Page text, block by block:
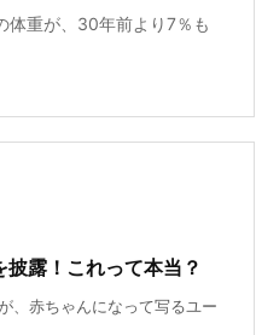
体重が、30年前より7％も
露！これって本当？
、赤ちゃんになって写るユー